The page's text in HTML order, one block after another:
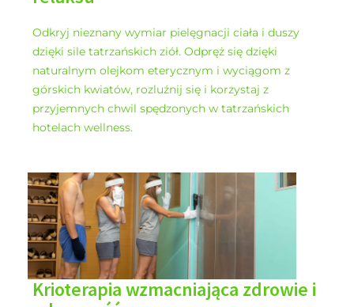
Odkryj nieznany wymiar pielęgnacji ciała i duszy
dzięki sile tatrzańskich ziół. Odpręż się dzięki
naturalnym olejkom eterycznym i wyciągom z
górskich kwiatów, rozluźnij się i korzystaj z
przyjemnych chwil spędzonych w tatrzańskich
hotelach wellness.
Krioterapia wzmacniająca zdrowie i